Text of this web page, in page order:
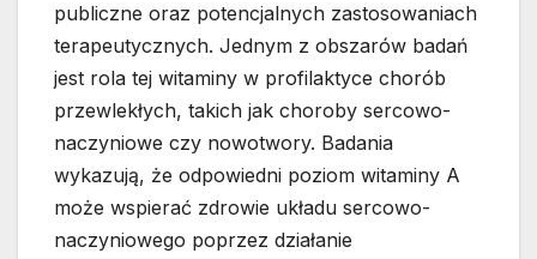
publiczne oraz potencjalnych zastosowaniach
terapeutycznych. Jednym z obszarów badań
jest rola tej witaminy w profilaktyce chorób
przewlekłych, takich jak choroby sercowo-
naczyniowe czy nowotwory. Badania
wykazują, że odpowiedni poziom witaminy A
może wspierać zdrowie układu sercowo-
naczyniowego poprzez działanie